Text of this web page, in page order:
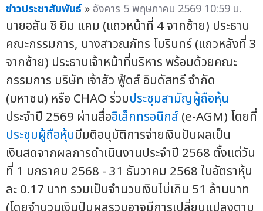
ข่าวประชาสัมพันธ์ » อังคาร 5 พฤษภาคม 2569 10:59 น.
นายอลัน ชิ ยิม แคม (แถวหน้าที่ 4 จากซ้าย) ประธาน
คณะกรรมการ, นางสาวณภัทร โมรินทร์ (แถวหลังที่ 3
จากซ้าย) ประธานเจ้าหน้าที่บริหาร พร้อมด้วยคณะ
กรรมการ บริษัท เจ้าสัว ฟู้ดส์ อินดัสทรี จำกัด
(มหาชน) หรือ CHAO ร่วมประชุมสามัญผู้ถือหุ้น
ประจำปี 2569 ผ่านสื่ออิเล็กทรอนิกส์ (e-AGM) โดยที่
ประชุมผู้ถือหุ้นมีมติอนุมัติการจ่ายเงินปันผลเป็น
เงินสดจากผลการดำเนินงานประจำปี 2568 ตั้งแต่วัน
ที่ 1 มกราคม 2568 - 31 ธันวาคม 2568 ในอัตราหุ้น
ละ 0.17 บาท รวมเป็นจำนวนเงินไม่เกิน 51 ล้านบาท